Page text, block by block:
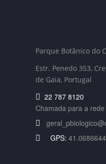
Parque Botânico do
Estr. Penedo 353,
de Gaia, Portugal
22 787 8120
Chamada para a
GPS: